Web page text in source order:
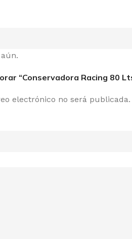
“Conservadora Racing 80
electrónico no será publicada.